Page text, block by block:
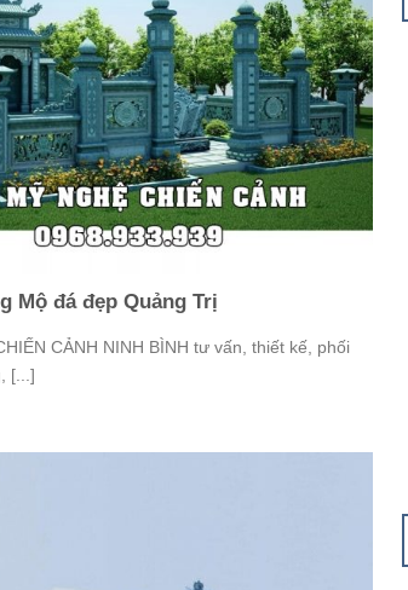
Mộ đá đẹp Quảng Trị
CẢNH NINH BÌNH tư vấn, thiết kế, phối
[...]